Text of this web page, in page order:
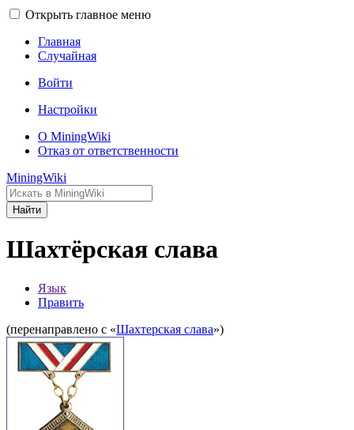
Открыть главное меню
Главная
Случайная
Войти
Настройки
О MiningWiki
Отказ от ответственности
MiningWiki
Найти
Шахтёрская слава
Язык
Править
(перенаправлено с «Шахтерская слава»)